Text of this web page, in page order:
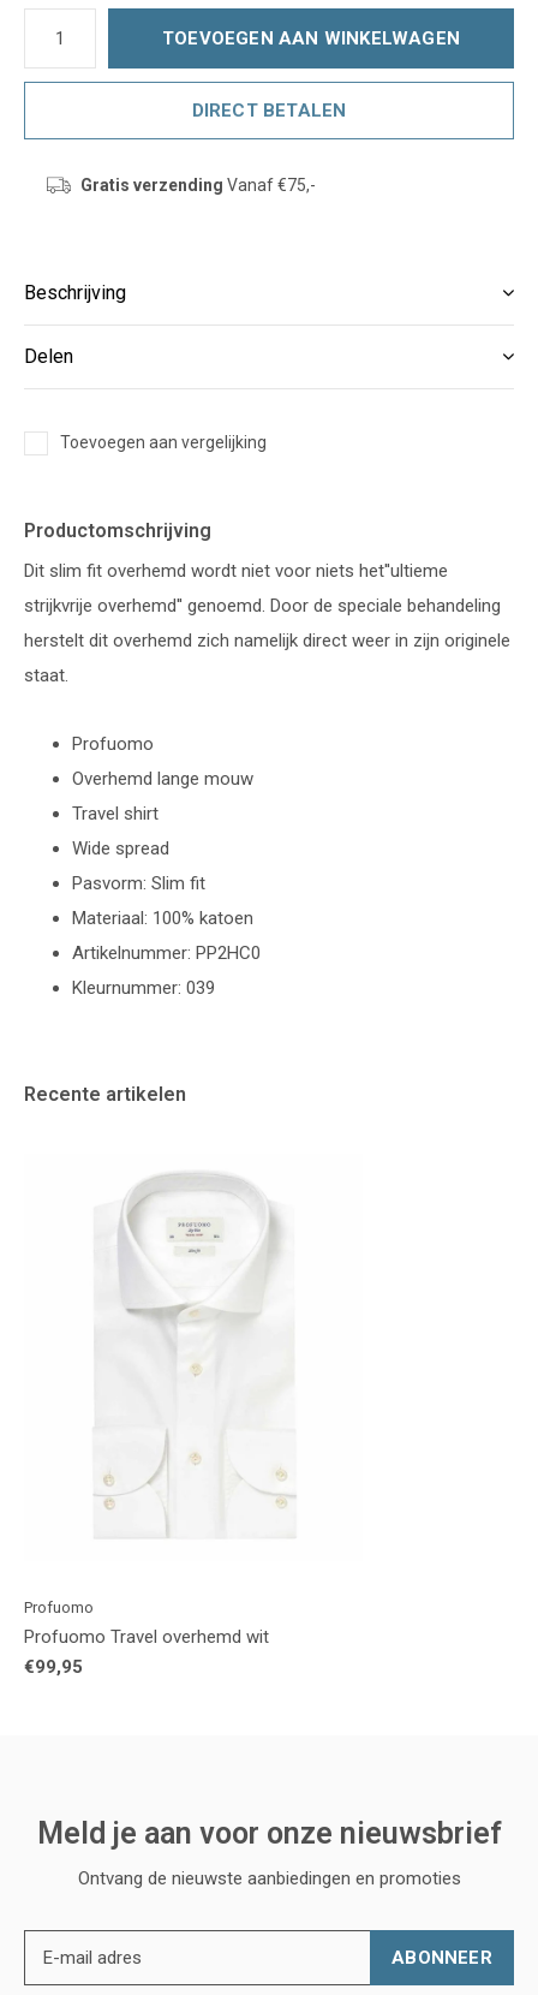
TOEVOEGEN AAN WINKELWAGEN
DIRECT BETALEN
Gratis verzending Vanaf €75,-
Beschrijving
Delen
Toevoegen aan vergelijking
Productomschrijving
Dit slim fit overhemd wordt niet voor niets het''ultieme
strijkvrije overhemd'' genoemd. Door de speciale behandeling
herstelt dit overhemd zich namelijk direct weer in zijn originele
staat.
Profuomo
Overhemd lange mouw
Travel shirt
Wide spread
Pasvorm: Slim fit
Materiaal: 100% katoen
Artikelnummer: PP2HC0
Kleurnummer: 039
Recente artikelen
Profuomo
Profuomo Travel overhemd wit
€99,95
Meld je aan voor onze nieuwsbrief
Ontvang de nieuwste aanbiedingen en promoties
ABONNEER